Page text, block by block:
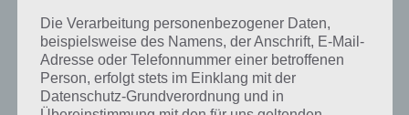
Dooors. Hier muss man die Pistole nutzen, um die Ziele von links
nach rechts abzuschießen bis man die Farbreihenfolge sieht. Wir
tippen erneut auf die Pistole, um diese zu deaktivieren.
Wir startet nun außen bei rot und gehen dann ins innere (gelb). Die
Die Verarbeitung personenbezogener Daten,
beispielsweise des Namens, der Anschrift, E-Mail-
Adresse oder Telefonnummer einer betroffenen
Person, erfolgt stets im Einklang mit der
Datenschutz-Grundverordnung und in